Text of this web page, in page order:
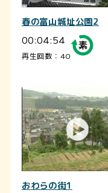
春の富山城址公園2
00:04:54
再生回数：40
おわらの街1